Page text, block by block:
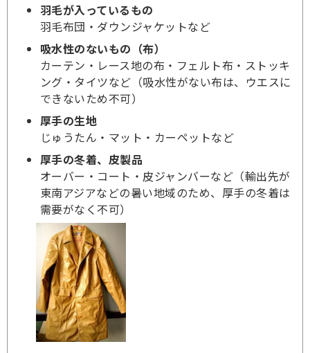
羽毛が入っているもの
羽毛布団・ダウンジャケットなど
吸水性のないもの（布）
カーテン・レース地の布・フェルト布・ストッキ
ング・タイツなど（吸水性がない布は、ウエスに
できないため不可）
厚手の生地
じゅうたん・マット・カーペットなど
厚手の冬着、皮製品
オーバー・コート・皮ジャンバーなど（輸出先が
東南アジアなどの暑い地域のため、厚手の冬着は
需要がなく不可）